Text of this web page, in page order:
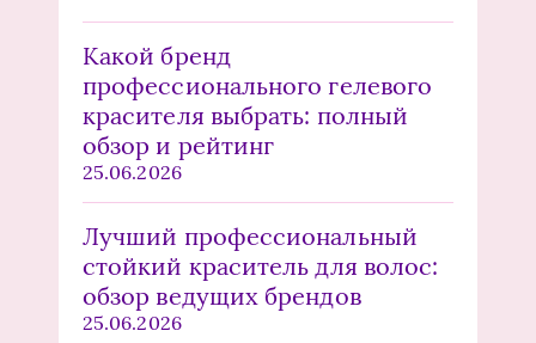
Какой бренд
профессионального гелевого
красителя выбрать: полный
обзор и рейтинг
25.06.2026
Лучший профессиональный
стойкий краситель для волос:
обзор ведущих брендов
25.06.2026